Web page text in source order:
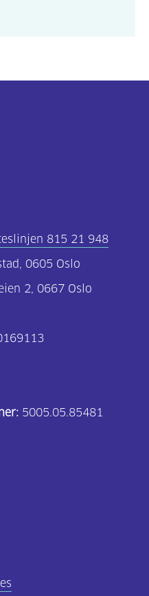
815 21 948
0605 Oslo
2, 0667 Oslo
5005.05.85481